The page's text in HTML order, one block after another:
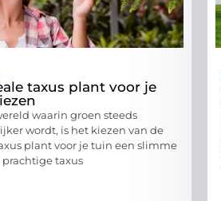
taxus plant voor je
waarin groen steeds
wordt, is het kiezen van de
plant voor je tuin een slimme
prachtige taxus